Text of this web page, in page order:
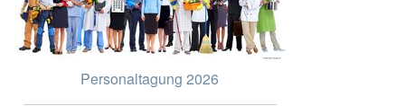
Personaltagung 2026